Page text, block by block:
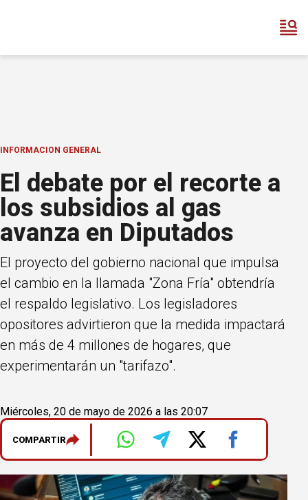
INFORMACION GENERAL
El debate por el recorte a
los subsidios al gas
avanza en Diputados
El proyecto del gobierno nacional que impulsa
el cambio en la llamada "Zona Fría" obtendría
el respaldo legislativo. Los legisladores
opositores advirtieron que la medida impactará
en más de 4 millones de hogares, que
experimentarán un "tarifazo".
Miércoles, 20 de mayo de 2026 a las 20:07
COMPARTIR